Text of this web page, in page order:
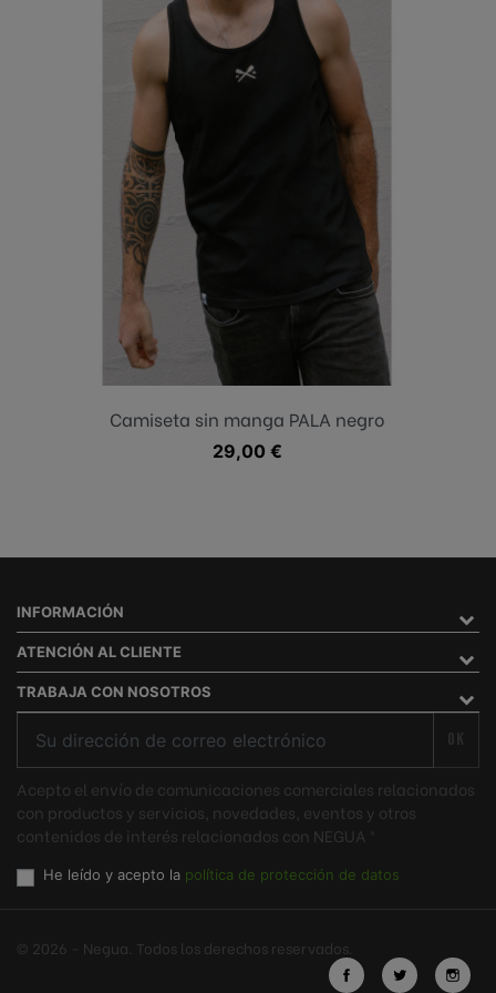
Camiseta sin manga PALA negro
Precio
29,00 €
INFORMACIÓN
ATENCIÓN AL CLIENTE
TRABAJA CON NOSOTROS
Acepto el envío de comunicaciones comerciales relacionados
con productos y servicios, novedades, eventos y otros
contenidos de interés relacionados con NEGUA ®
He leído y acepto la política de protección de datos
© 2026 - Negua. Todos los derechos reservados.